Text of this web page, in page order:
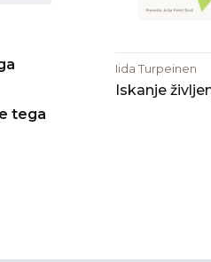
tega
Iida Turpeinen
Iskanje